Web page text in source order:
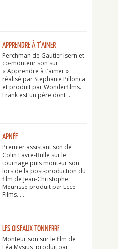
APPRENDRE À T’AIMER
Perchman de Gautier Isern et
co-monteur son sur
« Apprendre à t’aimer »
réalisé par Stephanie Pillonca
et produit par Wonderfilms.
Frank est un père dont …
APNÉE
Premier assistant son de
Colin Favre-Bulle sur le
tournage puis monteur son
lors de la post-production du
film de Jean-Christophe
Meurisse produit par Ecce
Films. …
LES OISEAUX TONNERRE
Monteur son sur le film de
Léa Mysius, produit par